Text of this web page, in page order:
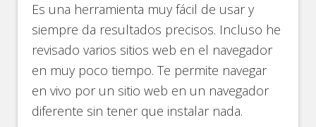
Es una herramienta muy fácil de usar y
siempre da resultados precisos. Incluso he
revisado varios sitios web en el navegador
en muy poco tiempo. Te permite navegar
en vivo por un sitio web en un navegador
diferente sin tener que instalar nada.